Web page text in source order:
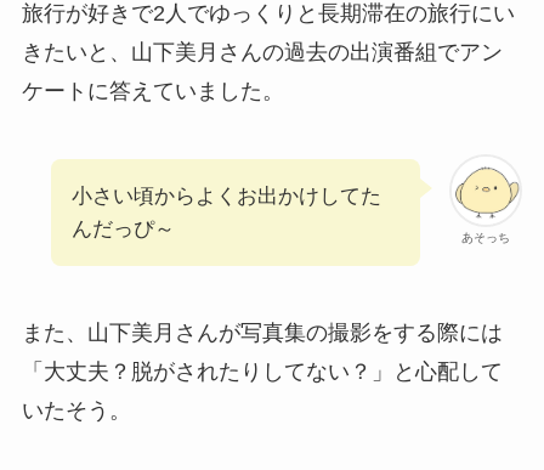
旅行が好きで2人でゆっくりと長期滞在の旅行にい
きたいと、山下美月さんの過去の出演番組でアン
ケートに答えていました。
あそっち
小さい頃からよくお出かけしてた
んだっぴ～
また、山下美月さんが写真集の撮影をする際には
「大丈夫？脱がされたりしてない？」と心配して
いたそう。